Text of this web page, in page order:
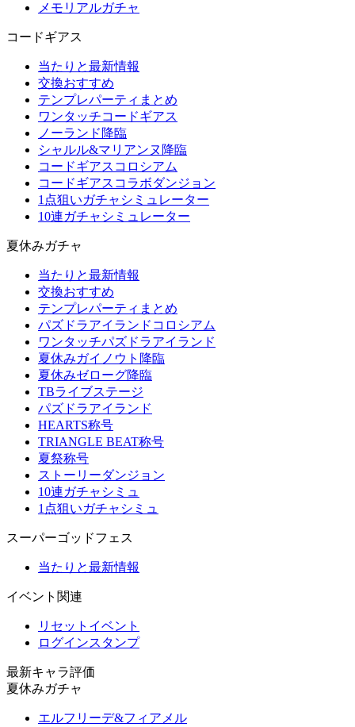
メモリアルガチャ
コードギアス
当たりと最新情報
交換おすすめ
テンプレパーティまとめ
ワンタッチコードギアス
ノーランド降臨
シャルル&マリアンヌ降臨
コードギアスコロシアム
コードギアスコラボダンジョン
1点狙いガチャシミュレーター
10連ガチャシミュレーター
夏休みガチャ
当たりと最新情報
交換おすすめ
テンプレパーティまとめ
パズドラアイランドコロシアム
ワンタッチパズドラアイランド
夏休みガイノウト降臨
夏休みゼローグ降臨
TBライブステージ
パズドラアイランド
HEARTS称号
TRIANGLE BEAT称号
夏祭称号
ストーリーダンジョン
10連ガチャシミュ
1点狙いガチャシミュ
スーパーゴッドフェス
当たりと最新情報
イベント関連
リセットイベント
ログインスタンプ
最新キャラ評価
夏休みガチャ
エルフリーデ&フィアメル